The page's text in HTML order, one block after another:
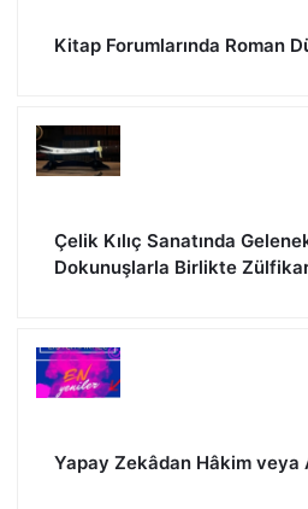
Kitap Forumlarında Roman
Çelik Kılıç Sanatında
Dokunuşlarla Birlikte
Yapay Zekâdan Hâkim veya